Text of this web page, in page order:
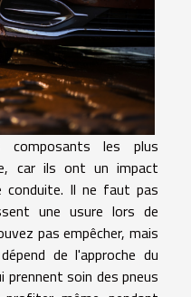
les plus
car ils ont un impact
Il ne faut pas
une usure lors de
pas empêcher, mais
de l'approche du
prennent soin des pneus